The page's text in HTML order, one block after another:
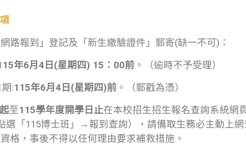
路報到」登記及「新生繳驗證件」郵寄(缺一不可)：
年6月 4 日 (星期四) 15 ： 00前 。（逾時不予受理）
:115年6月 4 日 (星期四)前 。（郵戳為憑）
至115學年度開學日止在本校招生招生報名查詢系統網
選「115博士班」→報到查詢），請備取生務必主動上網
格，事後不得以任何理由要求補救措施。